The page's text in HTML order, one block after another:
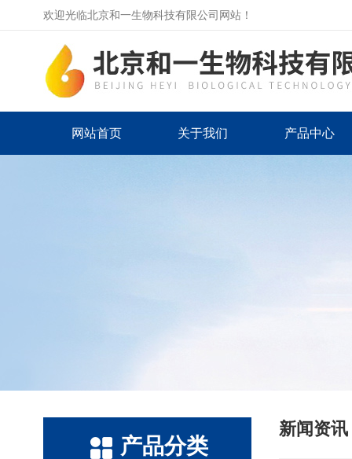
欢迎光临北京和一生物科技有限公司网站！
网站首页 关于我们 产品中心
产品分类
新闻资讯